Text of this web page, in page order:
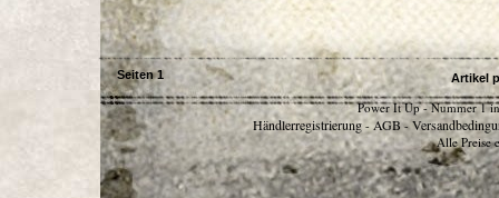
Seiten 1 Artikel
Power It Up - Nummer 1
Händlerregistrierung - AGB -
Alle Preise